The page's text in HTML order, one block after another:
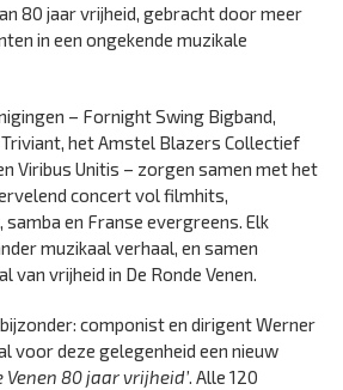
80 jaar vrijheid, gebracht door meer
in een ongekende muzikale
– Fornight Swing Bigband,
het Amstel Blazers Collectief
Viribus Unitis – zorgen samen met het
concert vol filmhits,
en Franse evergreens. Elk
muzikaal verhaal, en samen
van vrijheid in De Ronde Venen.
componist en dirigent Werner
voor deze gelegenheid een nieuw
Venen 80 jaar vrijheid’. Alle 120